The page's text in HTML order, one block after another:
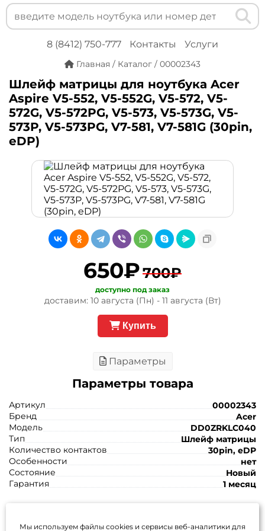
Мы используем файлы cookies и сервисы веб-аналитики для
8 (8412) 750-777 Контакты Услуги
Главная / Каталог / 00002343
Шлейф матрицы для ноутбука Acer
Aspire V5-552, V5-552G, V5-572, V5-
572G, V5-572PG, V5-573, V5-573G, V5-
573P, V5-573PG, V7-581, V7-581G (30pin,
eDP)
650₽700₽
доступно под заказ
доставим: 10 августа (Пн) - 11 августа (Вт)
Купить
Параметры
Параметры товара
Артикул
00002343
Бренд
Acer
Модель
DD0ZRKLC040
Тип
Шлейф матрицы
Количество контактов
30pin, eDP
Особенности
нет
Состояние
Новый
Гарантия
1 месяц